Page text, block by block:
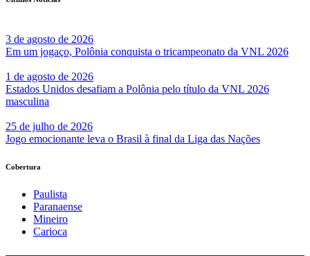
3 de agosto de 2026
Em um jogaço, Polônia conquista o tricampeonato da VNL 2026
1 de agosto de 2026
Estados Unidos desafiam a Polônia pelo título da VNL 2026
masculina
25 de julho de 2026
Jogo emocionante leva o Brasil à final da Liga das Nações
Cobertura
Paulista
Paranaense
Mineiro
Carioca